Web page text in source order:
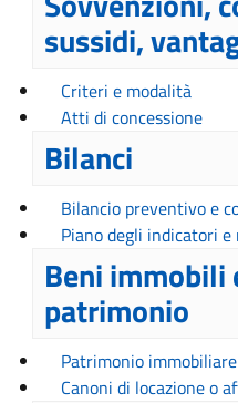
sussidi,
Criteri e modalità
Atti di concessione
Bilanci
Bilancio preventivo e
Piano degli indicatori
Beni immobili
patrimonio
Patrimonio immobiliare
Canoni di locazione o